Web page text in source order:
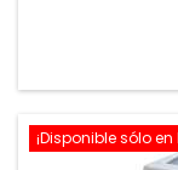
¡Disponible sólo en